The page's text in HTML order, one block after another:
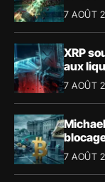
7 AOÛT
XRP
aux
7 AOÛT
7 AOÛT